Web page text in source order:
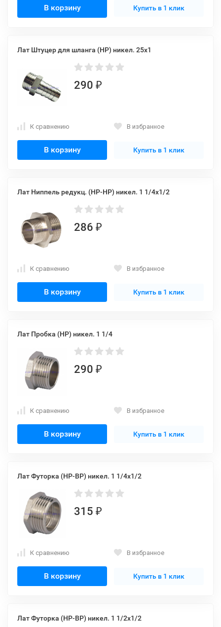
В корзину Купить в 1 клик
Лат Штуцер для шланга (НР) никел. 25x1
290 ₽
К сравнению В избранное
В корзину Купить в 1 клик
Лат Ниппель редукц. (НР-НР) никел. 1 1/4х1/2
286 ₽
К сравнению В избранное
В корзину Купить в 1 клик
Лат Пробка (НР) никел. 1 1/4
290 ₽
К сравнению В избранное
В корзину Купить в 1 клик
Лат Футорка (НР-ВР) никел. 1 1/4x1/2
315 ₽
К сравнению В избранное
В корзину Купить в 1 клик
Лат Футорка (НР-ВР) никел. 1 1/2x1/2